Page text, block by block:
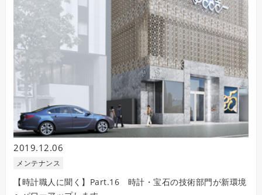
2019.12.06
メンテナンス
【時計職人に聞く】Part.16 時計・宝石の技術部門が新環境